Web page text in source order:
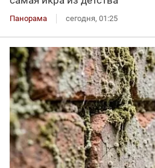
Панорама сегодня, 01:25